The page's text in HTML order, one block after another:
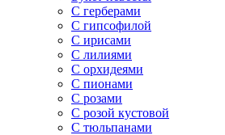
С герберами
С гипсофилой
С ирисами
С лилиями
С орхидеями
С пионами
С розами
С розой кустовой
С тюльпанами